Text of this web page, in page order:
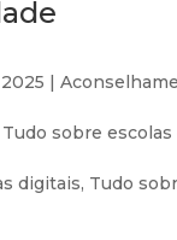
|
Tudo sobre
digitais, Tudo